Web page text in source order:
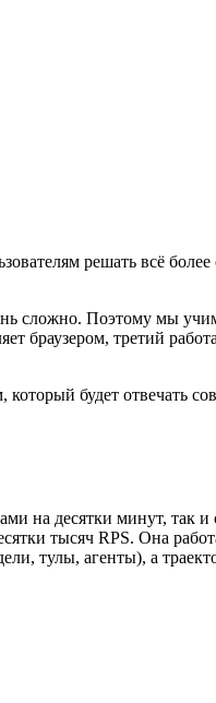
решать всё более
сложно. Поэтому мы
браузером, третий
будет отвечать
на десятки минут, так
тысяч RPS. Она
тулы, агенты), а